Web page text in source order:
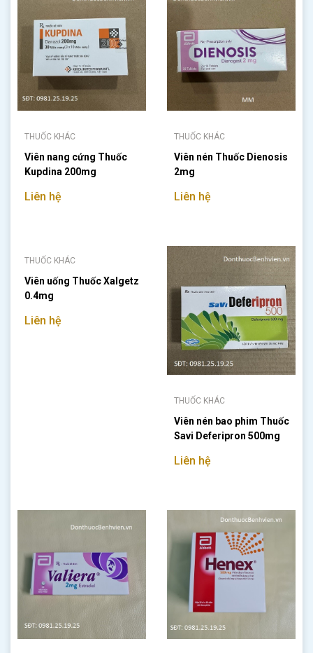
THUỐC KHÁC
Viên nang cứng Thuốc
Kupdina 200mg
Liên hệ
THUỐC KHÁC
Viên nén Thuốc Dienosis
2mg
Liên hệ
THUỐC KHÁC
Viên uống Thuốc Xalgetz
0.4mg
Liên hệ
THUỐC KHÁC
Viên nén bao phim Thuốc
Savi Deferipron 500mg
Liên hệ